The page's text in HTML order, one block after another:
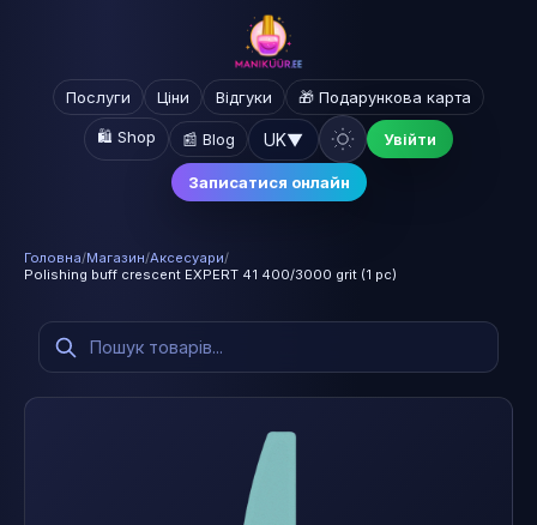
Послуги Ціни Відгуки 🎁 Подарункова карта
🛍️ Shop 📰 Blog UK▼ Увійти
Записатися онлайн
Головна/Магазин/Аксесуари/
Polishing buff crescent EXPERT 41 400/3000 grit (1 pc)